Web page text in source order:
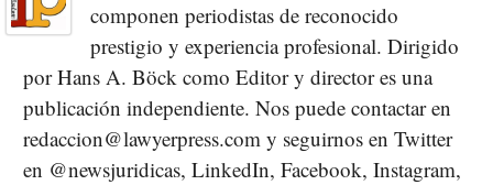
componen periodistas de reconocido
prestigio y experiencia profesional. Dirigido
por Hans A. Böck como Editor y director es una
publicación independiente. Nos puede contactar en
redaccion@lawyerpress.com y seguirnos en Twitter
en @newsjuridicas, LinkedIn, Facebook, Instagram,